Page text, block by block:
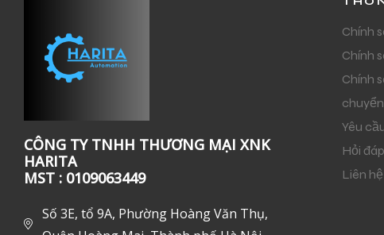
CÔNG TY TNHH THƯƠNG MẠI XNK
HARITA
MST : 0109063449
Số 3E, tổ 9A, Phường Hoàng Văn Thụ,
Chính
Chính
Chính
chuyển
Yêu
Hỏi đáp
Liên hệ